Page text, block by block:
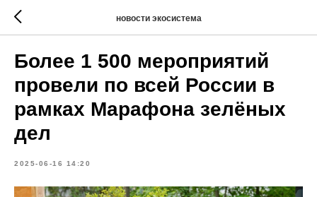
новости экосистема
Более 1 500 мероприятий
провели по всей России в
рамках Марафона зелёных
дел
2025-06-16 14:20